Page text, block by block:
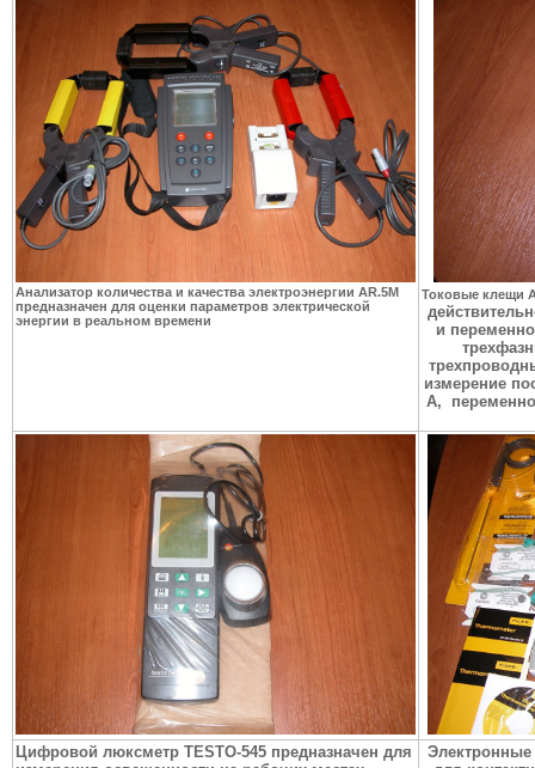
Анализатор количества и качества электроэнергии AR.5M
предназначен для оценки параметров электрической
энергии в реальном времени
Токовые клещи
и
измерение
А,
Цифровой люксметр TESTO-545 предназначен для